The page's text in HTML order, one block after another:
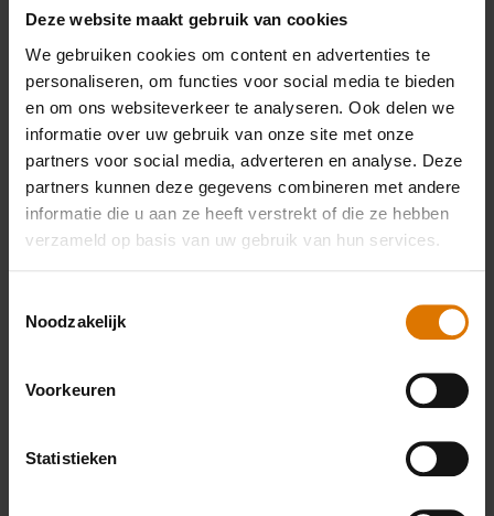
Deze website maakt gebruik van cookies
We gebruiken cookies om content en advertenties te
personaliseren, om functies voor social media te bieden
en om ons websiteverkeer te analyseren. Ook delen we
informatie over uw gebruik van onze site met onze
partners voor social media, adverteren en analyse. Deze
partners kunnen deze gegevens combineren met andere
informatie die u aan ze heeft verstrekt of die ze hebben
verzameld op basis van uw gebruik van hun services.
Noodzakelijk
Voorkeuren
Statistieken
Wat heb je nodig?
Aanbevolen
accessoires
Premium